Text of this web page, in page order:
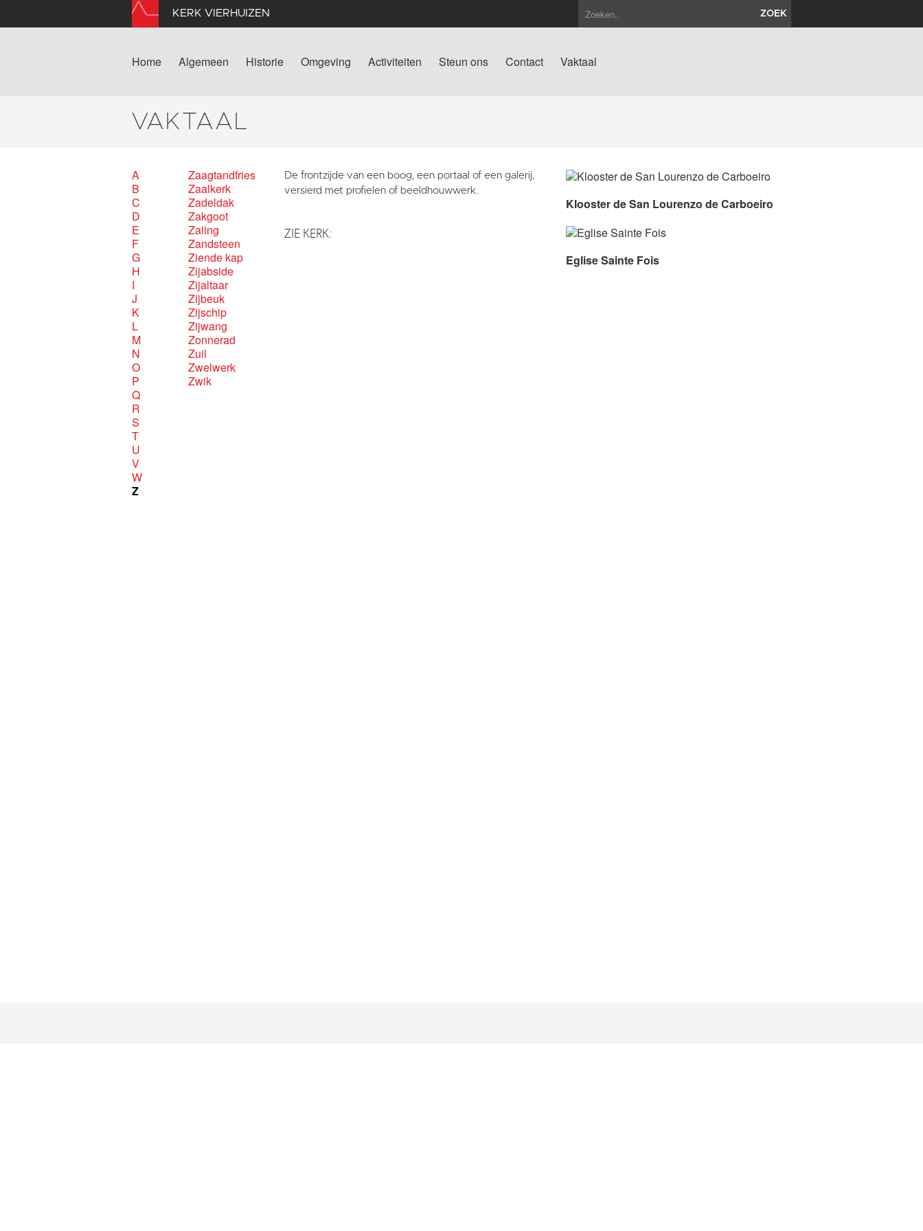
KERK VIERHUIZEN ZOEK
Home Algemeen Historie Omgeving Activiteiten Steun ons Contact Vaktaal
VAKTAAL
A
B
C
D
E
F
G
H
I
J
K
L
M
N
O
P
Q
R
S
T
U
V
W
Z
Zaagtandfries
Zaalkerk
Zadeldak
Zakgoot
Zaling
Zandsteen
Ziende kap
Zijabside
Zijaltaar
Zijbeuk
Zijschip
Zijwang
Zonnerad
Zuil
Zwelwerk
Zwik
De frontzijde van een boog, een portaal of een galerij,
versierd met profielen of beeldhouwwerk.
ZIE KERK:
Klooster de San Lourenzo de Carboeiro
Eglise Sainte Fois